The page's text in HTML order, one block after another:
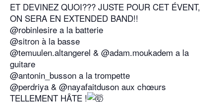
ET DEVINEZ QUOI??? JUSTE POUR CET ÉVENT,
ON SERA EN EXTENDED BAND!!
@robinlesire a la batterie
@sitron à la basse
@temuulen.altangerel & @adam.moukadem a la
guitare
@antonin_busson a la trompette
@perdriya & @nayafaitduson aux chœurs
TELLEMENT HÂTE !